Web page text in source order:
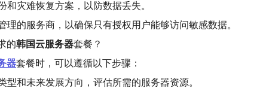
灾难恢复方案，以防数据丢失。
的服务商，以确保只有授权用户能够访问敏感数据。
的韩国云服务器套餐？
器套餐时，可以遵循以下步骤：
和未来发展方向，评估所需的服务器资源。